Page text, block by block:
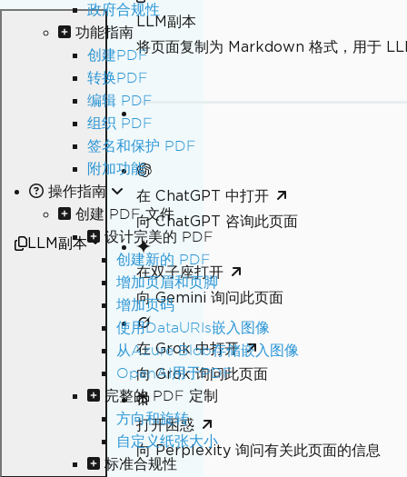
政府合规性
功能指南
创建PDF
转换PDF
编辑 PDF
组织 PDF
签名和保护 PDF
附加功能
操作指南
创建 PDF 文件
设计完美的 PDF
创建新的 PDF
增加页眉和页脚
增加页码
使用DataURIs嵌入图像
从Azure Blob存储嵌入图像
OpenAI用于PDF
完整的 PDF 定制
方向和旋转
自定义纸张大小
标准合规性
LLM副本
LLM副本
将页面复制为 Markdown 格式，用于
在 ChatGPT 中打开
向 ChatGPT 咨询此页面
在双子座打开
向 Gemini 询问此页面
在 Grok 中打开
向 Grok 询问此页面
打开困惑
向 Perplexity 询问有关此页面的信息